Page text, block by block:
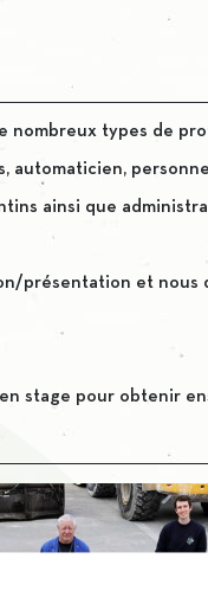
nombreux types de
ainsi que
présentation et nous
stage pour obtenir